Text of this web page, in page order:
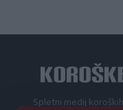
Spletni medij